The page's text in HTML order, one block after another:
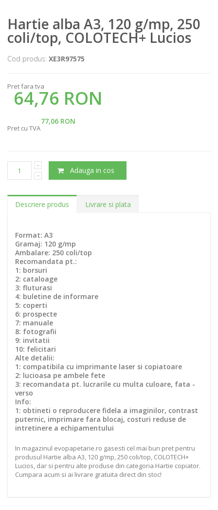
Hartie alba A3, 120 g/mp, 250
coli/top, COLOTECH+ Lucios
Cod produs: XE3R97575
Pret fara tva
64,76 RON
77,06 RON
Pret cu TVA
Adauga in cos
Descriere produs Livrare si plata
Format: A3
Gramaj: 120 g/mp
Ambalare: 250 coli/top
Recomandata pt.:
1: borsuri
2: cataloage
3: fluturasi
4: buletine de informare
5: coperti
6: prospecte
7: manuale
8: fotografii
9: invitatii
10: felicitari
Alte detalii:
1: compatibila cu imprimante laser si copiatoare
2: lucioasa pe ambele fete
3: recomandata pt. lucrarile cu multa culoare, fata -
verso
Info:
1: obtineti o reproducere fidela a imaginilor, contrast
puternic, imprimare fara blocaj, costuri reduse de
intretinere a echipamentului
In magazinul evopapetarie.ro gasesti cel mai bun pret pentru
produsul Hartie alba A3, 120 g/mp, 250 coli/top, COLOTECH+
Lucios, dar si pentru alte produse din categoria Hartie copiator.
Cumpara acum si ai livrare gratuita direct din stoc!